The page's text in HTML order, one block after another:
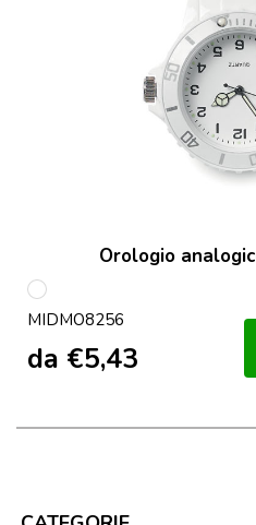
Orologio
Bianco
MIDMO8256
da €5,43